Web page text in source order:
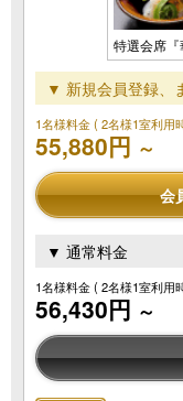
特選会席
▼ 新規会員登録、
1名様料金( 2名様1室利用
55,880円 ～
会
▼ 通常料金
1名様料金( 2名様1室利用
56,430円 ～